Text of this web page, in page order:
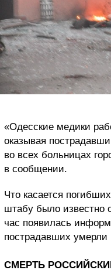
«Одесские медики
оказывая
во всех больницах
в сообщении.
Что касается
штабу было известно
час появилась
пострадавших умерли
СМЕРТЬ